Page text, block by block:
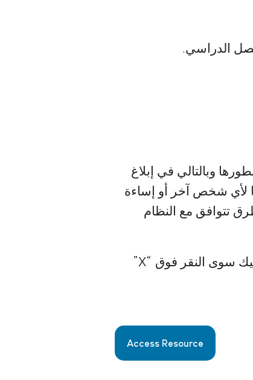
الدراسي.
وبالتالي في إبلاغ
لأي شخص آخر أو إساءة
تتوافق مع النظام
إنه طوعي لتقديم المعلومات الخاصة بك. إذا كنت لا ترغب في مشاركة معلوماتك، فما عليك سوى النقر فوق “X”
Access Resource